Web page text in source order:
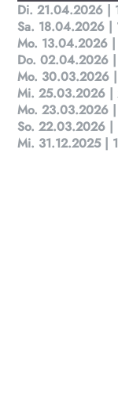
Di. 21.04.2026 |
Sa. 18.04.2026 |
Mo. 13.04.2026
Do. 02.04.2026
Mo. 30.03.2026
Mi. 25.03.2026 |
Mo. 23.03.2026
So. 22.03.2026 |
Mi. 31.12.2025 |
KULTplan ABO
Kultur in
Finde täglich
und Land